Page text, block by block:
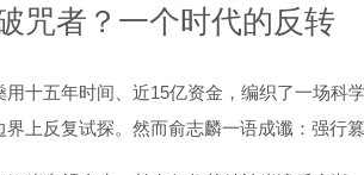
咒者？一个时代的反转
用十五年时间、近15亿资金，编织了一场
界上反复试探。然而俞志麟一语成谶：强行